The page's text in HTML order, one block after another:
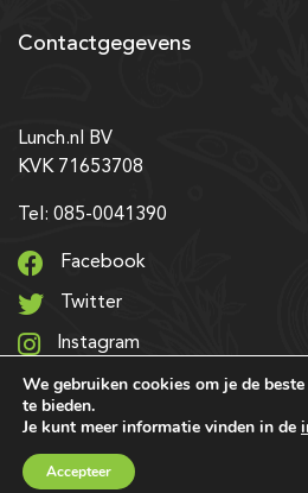
Contactgegevens
Lunch.nl BV
KVK 71653708
Tel: 085-0041390
Facebook
Twitter
Instagram
LinkedIn
© 2026 Alle rechten
We gebruiken cookies om je de
te bieden.
Je kunt meer informatie vinden in de
Accepteer